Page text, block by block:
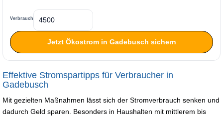
Verbrauch
Jetzt Ökostrom in Gadebusch sichern
Effektive Stromspartipps für Verbraucher in
Gadebusch
Mit gezielten Maßnahmen lässt sich der Stromverbrauch senken und
dadurch Geld sparen. Besonders in Haushalten mit mittlerem bis